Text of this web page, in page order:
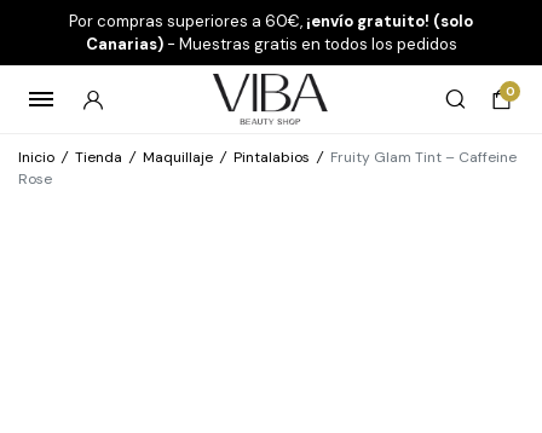
Por compras superiores a 60€, ¡envío gratuito! (solo
Canarias)- Muestras gratis en todos los pedidos
0
Inicio / Tienda / Maquillaje / Pintalabios / Fruity Glam Tint – Caffeine
Rose